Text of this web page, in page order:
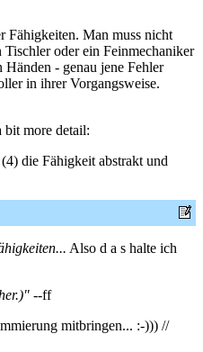
Fähigkeiten. Man muss nicht
oder ein Feinmechaniker
- genau jene Fehler
in ihrer Vorgangsweise.
bit more detail:
die Fähigkeit abstrakt und
Also d a s halte ich
--ff
mitbringen... :-))) //